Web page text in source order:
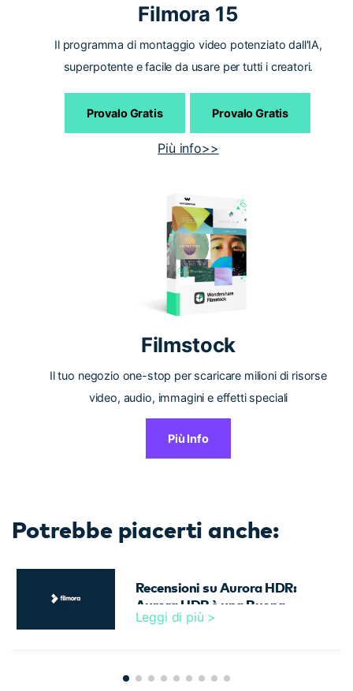
Filmora 15
Il programma di montaggio video potenziato dall'IA,
superpotente e facile da usare per tutti i creatori.
Provalo Gratis Provalo Gratis
Più info>>
Filmstock
Il tuo negozio one-stop per scaricare milioni di risorse
video, audio, immagini e effetti speciali
Più Info
Potrebbe piacerti anche:
Recensioni su Aurora HDR:
Aurora HDR è una Buona
Scelta nel 2026?
Leggi di più >